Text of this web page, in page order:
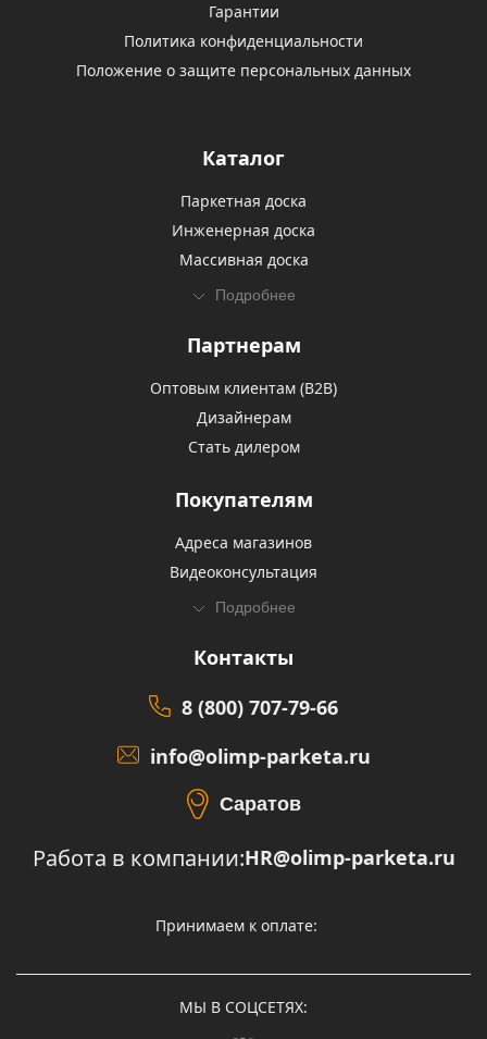
Гарантии
Политика конфиденциальности
Положение о защите персональных данных
Каталог
Паркетная доска
Инженерная доска
Массивная доска
Подробнее
Партнерам
Оптовым клиентам (В2В)
Дизайнерам
Стать дилером
Покупателям
Адреса магазинов
Видеоконсультация
Подробнее
Контакты
8 (800) 707-79-66
info@olimp-parketa.ru
Саратов
Работа в компании:HR@olimp-parketa.ru
Принимаем к оплате:
МЫ В СОЦСЕТЯХ: